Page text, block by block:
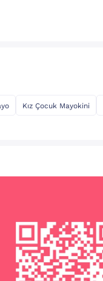
Kız Çocuk Mayokini